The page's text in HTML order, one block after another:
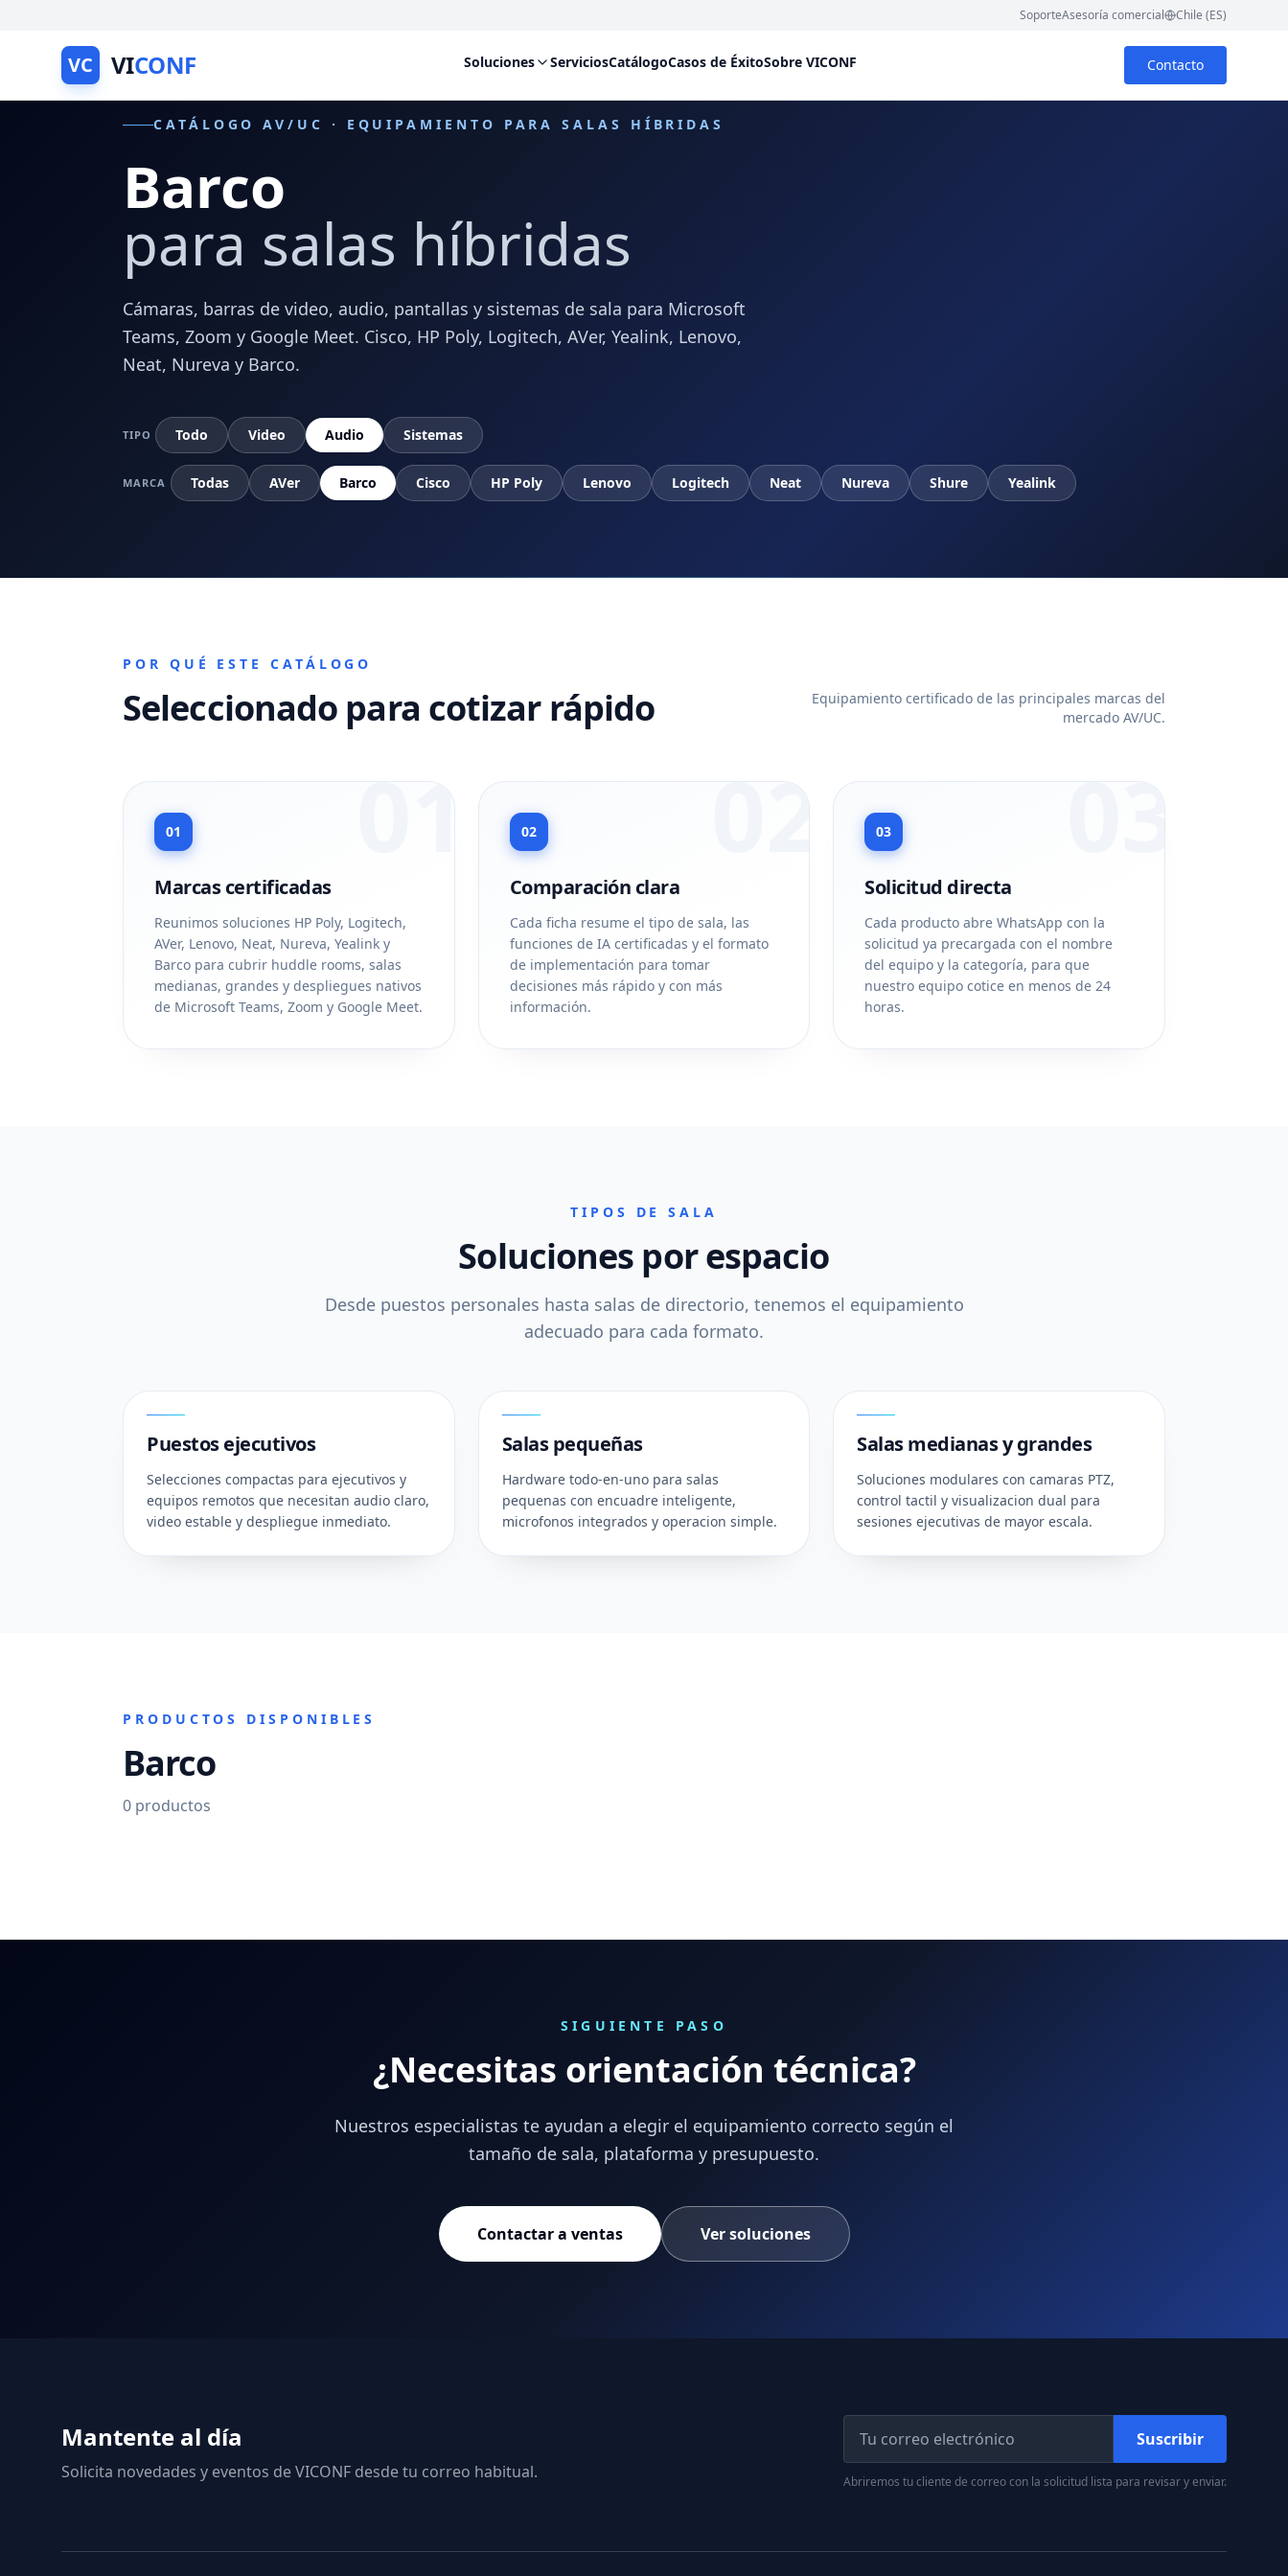
SoporteAsesoría comercial Chile (ES)
VC VICONF Soluciones ServiciosCatálogoCasos de ÉxitoSobre VICONF Contacto
CATÁLOGO AV/UC · EQUIPAMIENTO PARA SALAS HÍBRIDAS
Barco
para salas híbridas
Cámaras, barras de video, audio, pantallas y sistemas de sala para Microsoft
Teams, Zoom y Google Meet. Cisco, HP Poly, Logitech, AVer, Yealink, Lenovo,
Neat, Nureva y Barco.
TIPO Todo Video Audio Sistemas
MARCA Todas AVer Barco Cisco HP Poly Lenovo Logitech Neat Nureva Shure Yealink
POR QUÉ ESTE CATÁLOGO
Seleccionado para cotizar rápido
Equipamiento certificado de las principales marcas del
mercado AV/UC.
01
01
Marcas certificadas
Reunimos soluciones HP Poly, Logitech,
AVer, Lenovo, Neat, Nureva, Yealink y
Barco para cubrir huddle rooms, salas
medianas, grandes y despliegues nativos
de Microsoft Teams, Zoom y Google Meet.
02
02
Comparación clara
Cada ficha resume el tipo de sala, las
funciones de IA certificadas y el formato
de implementación para tomar
decisiones más rápido y con más
información.
03
03
Solicitud directa
Cada producto abre WhatsApp con la
solicitud ya precargada con el nombre
del equipo y la categoría, para que
nuestro equipo cotice en menos de 24
horas.
TIPOS DE SALA
Soluciones por espacio
Desde puestos personales hasta salas de directorio, tenemos el equipamiento
adecuado para cada formato.
Puestos ejecutivos
Selecciones compactas para ejecutivos y
equipos remotos que necesitan audio claro,
video estable y despliegue inmediato.
Salas pequeñas
Hardware todo-en-uno para salas
pequenas con encuadre inteligente,
microfonos integrados y operacion simple.
Salas medianas y grandes
Soluciones modulares con camaras PTZ,
control tactil y visualizacion dual para
sesiones ejecutivas de mayor escala.
PRODUCTOS DISPONIBLES
Barco
0 productos
SIGUIENTE PASO
¿Necesitas orientación técnica?
Nuestros especialistas te ayudan a elegir el equipamiento correcto según el
tamaño de sala, plataforma y presupuesto.
Contactar a ventas Ver soluciones
Mantente al día
Solicita novedades y eventos de VICONF desde tu correo habitual.
Suscribir
Abriremos tu cliente de correo con la solicitud lista para revisar y enviar.